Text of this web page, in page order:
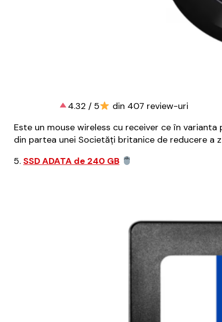
4.32 / 5
din 407 review-uri
Este un mouse wireless cu receiver ce în
din partea unei Societăți britanice de reducere a
5. SSD ADATA de 240 GB